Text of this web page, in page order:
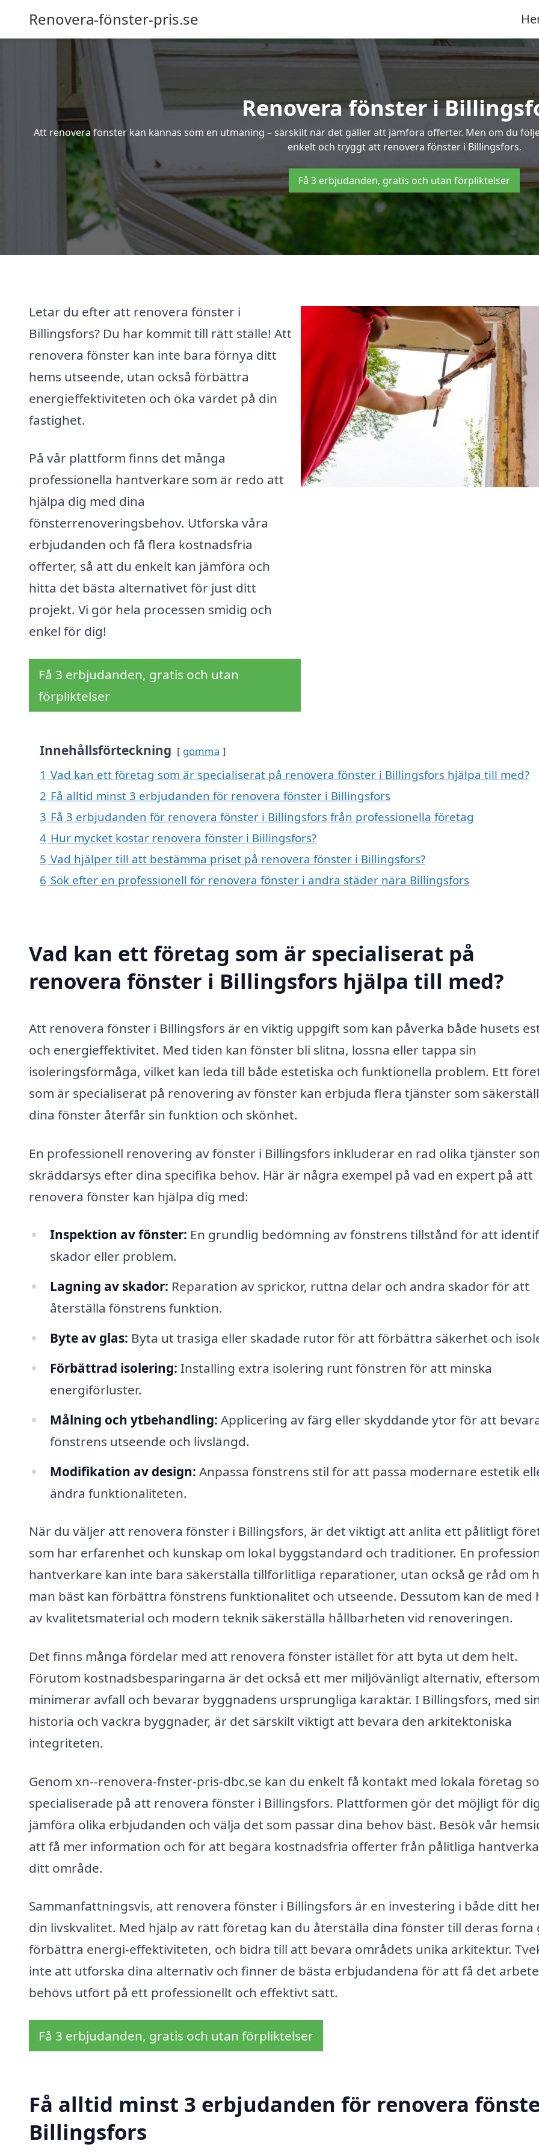
Renovera-fönster-pris.se
Renovera fönster i
Att renovera fönster kan kännas som en utmaning – särskilt när det gäller att jämföra offerter. Men om du
enkelt och tryggt att renovera fönster i Billingsfors.
Få 3 erbjudanden, gratis och utan förpliktelser
Letar du efter att renovera fönster i
Billingsfors? Du har kommit till rätt ställe! Att
renovera fönster kan inte bara förnya ditt
hems utseende, utan också förbättra
energieffektiviteten och öka värdet på din
fastighet.
På vår plattform finns det många
professionella hantverkare som är redo att
hjälpa dig med dina
fönsterrenoveringsbehov. Utforska våra
erbjudanden och få flera kostnadsfria
offerter, så att du enkelt kan jämföra och
hitta det bästa alternativet för just ditt
projekt. Vi gör hela processen smidig och
enkel för dig!
Få 3 erbjudanden, gratis och utan
förpliktelser
Innehållsförteckning gömma
1 Vad kan ett företag som är specialiserat på renovera fönster i Billingsfors hjälpa till med?
2 Få alltid minst 3 erbjudanden för renovera fönster i Billingsfors
3 Få 3 erbjudanden för renovera fönster i Billingsfors från professionella företag
4 Hur mycket kostar renovera fönster i Billingsfors?
5 Vad hjälper till att bestämma priset på renovera fönster i Billingsfors?
6 Sök efter en professionell för renovera fönster i andra städer nära Billingsfors
Vad kan ett företag som är specialiserat på
renovera fönster i Billingsfors hjälpa till med?
Att renovera fönster i Billingsfors är en viktig uppgift som kan påverka både husets
och energieffektivitet. Med tiden kan fönster bli slitna, lossna eller tappa sin
isoleringsförmåga, vilket kan leda till både estetiska och funktionella problem. Ett
som är specialiserat på renovering av fönster kan erbjuda flera tjänster som
dina fönster återfår sin funktion och skönhet.
En professionell renovering av fönster i Billingsfors inkluderar en rad olika tjänster
skräddarsys efter dina specifika behov. Här är några exempel på vad en expert på att
renovera fönster kan hjälpa dig med:
Inspektion av fönster: En grundlig bedömning av fönstrens tillstånd för att
skador eller problem.
Lagning av skador: Reparation av sprickor, ruttna delar och andra skador för att
återställa fönstrens funktion.
Byte av glas: Byta ut trasiga eller skadade rutor för att förbättra säkerhet och
Förbättrad isolering: Installing extra isolering runt fönstren för att minska
energiförluster.
Målning och ytbehandling: Applicering av färg eller skyddande ytor för att
fönstrens utseende och livslängd.
Modifikation av design: Anpassa fönstrens stil för att passa modernare estetik
ändra funktionaliteten.
När du väljer att renovera fönster i Billingsfors, är det viktigt att anlita ett pålitligt
som har erfarenhet och kunskap om lokal byggstandard och traditioner. En
hantverkare kan inte bara säkerställa tillförlitliga reparationer, utan också ge råd om
man bäst kan förbättra fönstrens funktionalitet och utseende. Dessutom kan de med
av kvalitetsmaterial och modern teknik säkerställa hållbarheten vid renoveringen.
Det finns många fördelar med att renovera fönster istället för att byta ut dem helt.
Förutom kostnadsbesparingarna är det också ett mer miljövänligt alternativ,
minimerar avfall och bevarar byggnadens ursprungliga karaktär. I Billingsfors, med
historia och vackra byggnader, är det särskilt viktigt att bevara den arkitektoniska
integriteten.
Genom xn--renovera-fnster-pris-dbc.se kan du enkelt få kontakt med lokala företag
specialiserade på att renovera fönster i Billingsfors. Plattformen gör det möjligt för
jämföra olika erbjudanden och välja det som passar dina behov bäst. Besök vår
att få mer information och för att begära kostnadsfria offerter från pålitliga
ditt område.
Sammanfattningsvis, att renovera fönster i Billingsfors är en investering i både ditt
din livskvalitet. Med hjälp av rätt företag kan du återställa dina fönster till deras forna
förbättra energi-effektiviteten, och bidra till att bevara områdets unika arkitektur.
inte att utforska dina alternativ och finner de bästa erbjudandena för att få det
behövs utfört på ett professionellt och effektivt sätt.
Få 3 erbjudanden, gratis och utan förpliktelser
Få alltid minst 3 erbjudanden för renovera
Billingsfors